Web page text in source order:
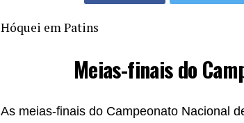
Hóquei em Patins
Meias-finais do
As meias-finais do Campeonato Nacional